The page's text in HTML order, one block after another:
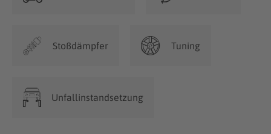
Stoßdämpfer Tuning
Unfallinstandsetzung